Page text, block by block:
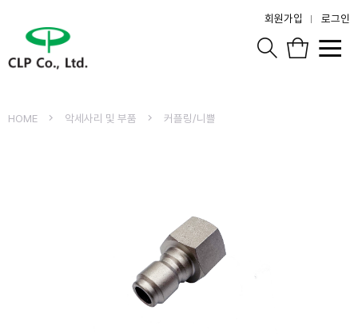
회원가입 로그인
HOME 악세사리 및 부품 커플링/니쁠